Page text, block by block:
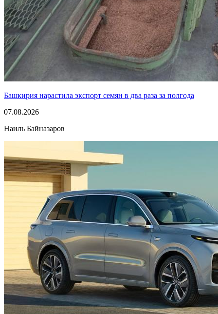
Башкирия нарастила экспорт семян в два раза за полгода
07.08.2026
Наиль Байназаров